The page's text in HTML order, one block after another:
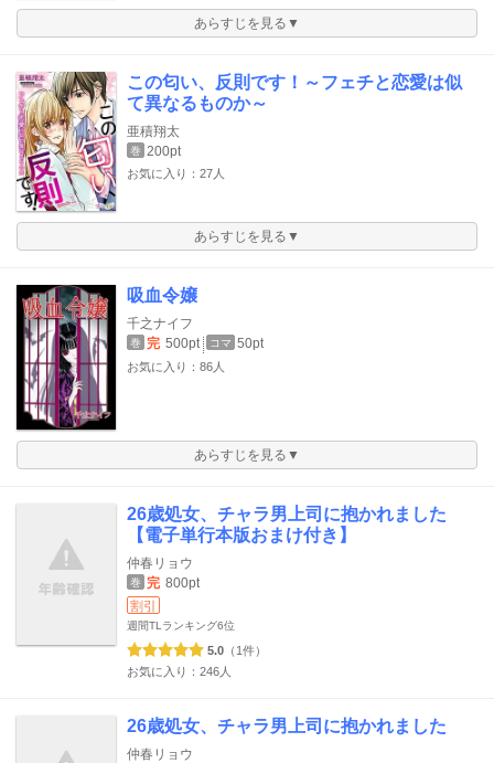
あらすじを見る▼
この匂い、反則です！～フェチと恋愛は似
て異なるものか～
亜積翔太
巻 200pt
お気に入り：27人
あらすじを見る▼
吸血令嬢
千之ナイフ
巻 完 500pt コマ 50pt
お気に入り：86人
あらすじを見る▼
26歳処女、チャラ男上司に抱かれました
【電子単行本版おまけ付き】
仲春リョウ
巻 完 800pt
割引
週間TLランキング6位
5.0 （1件）
お気に入り：246人
26歳処女、チャラ男上司に抱かれました
仲春リョウ